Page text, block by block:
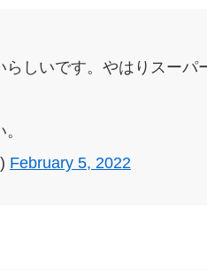
しいです。やはりスーパ
February 5, 2022